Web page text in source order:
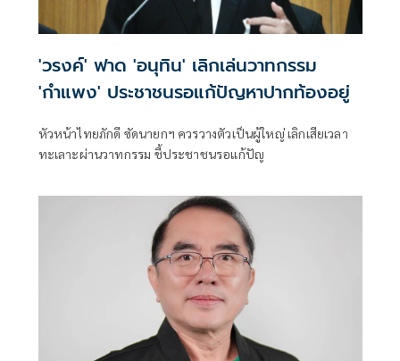
'วรงค์' ฟาด 'อนุทิน' เลิกเล่นวาทกรรม
'กำแพง' ประชาชนรอแก้ปัญหาปากท้องอยู่
หัวหน้าไทยภักดี ซัดนายกฯ ควรวางตัวเป็นผู้ใหญ่ เลิกเสียเวลา
ทะเลาะผ่านวาทกรรม ชี้ประชาชนรอแก้ปัญ